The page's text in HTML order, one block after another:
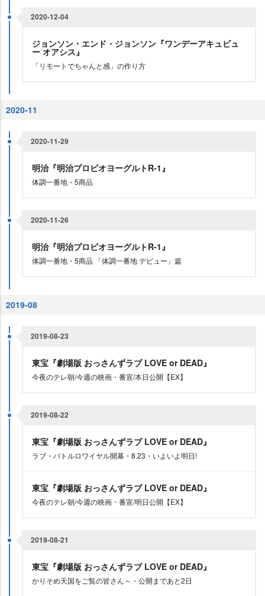
2020-12-04
ジョンソン・エンド・ジョンソン『ワンデーアキュビュ
ー オアシス』
「リモートでちゃんと感」の作り方
2020-11
2020-11-29
明治『明治プロビオヨーグルトR-1』
体調一番地・5商品
2020-11-26
明治『明治プロビオヨーグルトR-1』
体調一番地・5商品 「体調一番地 デビュー」篇
2019-08
2019-08-23
東宝『劇場版 おっさんずラブ LOVE or DEAD』
今夜のテレ朝/今週の映画・番宣/本日公開【EX】
2019-08-22
東宝『劇場版 おっさんずラブ LOVE or DEAD』
ラブ・バトルロワイヤル開幕・8.23・いよいよ明日!
東宝『劇場版 おっさんずラブ LOVE or DEAD』
今夜のテレ朝/今週の映画・番宣/明日公開【EX】
2019-08-21
東宝『劇場版 おっさんずラブ LOVE or DEAD』
かりそめ天国をご覧の皆さん～・公開まであと2日